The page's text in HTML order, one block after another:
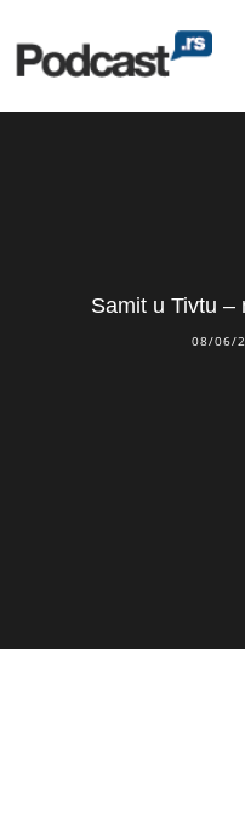
Samit u Tivtu –
08/06/